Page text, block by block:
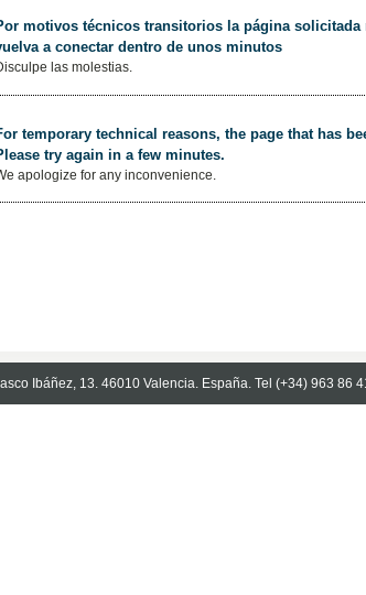
motivos técnicos transitorios la página
a conectar dentro de unos minutos
las molestias.
temporary technical reasons, the page that has
try again in a few minutes.
apologize for any inconvenience.
Ibáñez, 13. 46010 Valencia. España. Tel (+34) 963 86